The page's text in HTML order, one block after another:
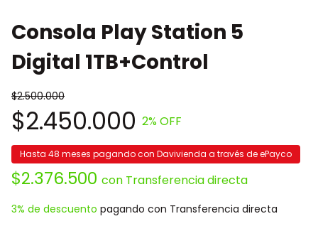
Consola Play Station 5
Digital 1TB+Control
$2.500.000
$2.450.000 2% OFF
Hasta 48 meses pagando con Davivienda a través de ePayco
$2.376.500 con Transferencia directa
3% de descuento pagando con Transferencia directa